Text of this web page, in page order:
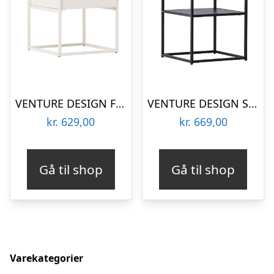
VENTURE DESIGN Fortaleza sidebord, m. 1 skuffe – glas og hvid stål (40×40)
kr. 629,00
Gå til shop
VENTURE DESIGN Sao Paulo sidebord, m. 1 hylde – glas og sort stål (40×40)
kr. 669,00
Gå til shop
Varekategorier